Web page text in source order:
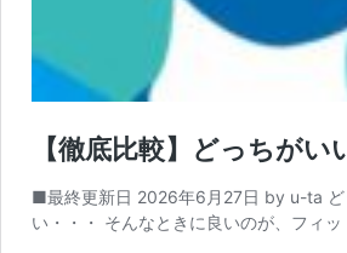
【徹底比較】どっちが
■最終更新日 2026年6月27日 by u-ta ど
い・・・ そんなときに良いのが、フィ